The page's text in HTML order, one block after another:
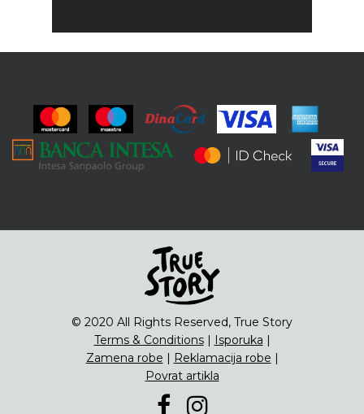
© 2020 All Rights Reserved, True Story
Terms & Conditions| Isporuka |
Zamena robe | Reklamacija robe |
Povrat artikla